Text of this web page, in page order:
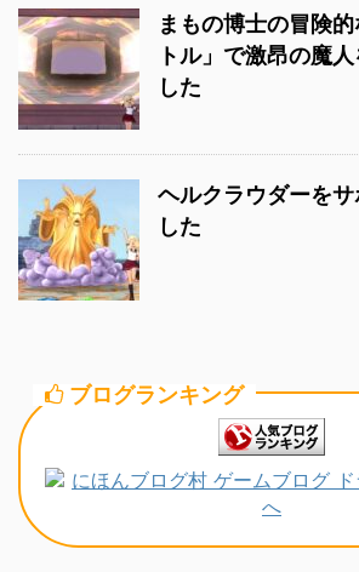
まもの博士の冒険
トル」で激昂の魔
した
ヘルクラウダーを
した
ブログランキング